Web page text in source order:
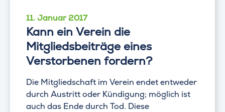
11. Januar 2017
Kann ein Verein die
Mitgliedsbeiträge eines
Verstorbenen fordern?
Die Mitgliedschaft im Verein endet entweder
durch Austritt oder Kündigung; möglich ist
auch das Ende durch Tod. Diese